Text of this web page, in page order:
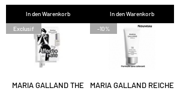
In den Warenkorb In den Warenkorb
Exclusif
MARIA GALLAND THE
-10%
MARIA GALLAND REICHE